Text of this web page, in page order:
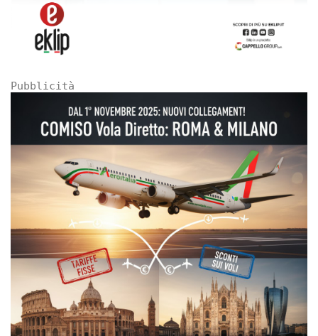
Pubblicità